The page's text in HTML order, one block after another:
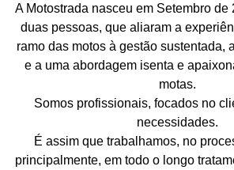
A Motostrada nasceu em Setembro de
duas pessoas, que aliaram a
ramo das motos à gestão sustentada,
e a uma abordagem isenta e
motas.
Somos profissionais, focados no
necessidades.
É assim que trabalhamos, no
principalmente, em todo o longo